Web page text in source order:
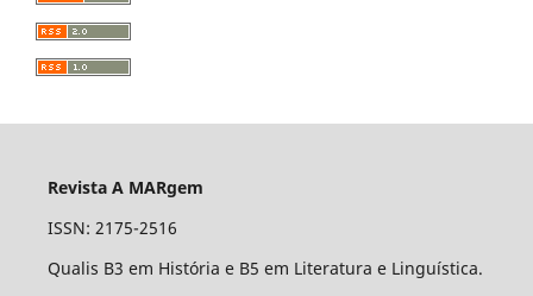
Revista A MARgem
ISSN: 2175-2516
Qualis B3 em História e B5 em Literatura e Linguística.